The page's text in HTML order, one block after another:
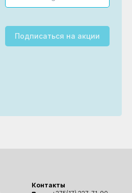
Подписаться на акции
Контакты